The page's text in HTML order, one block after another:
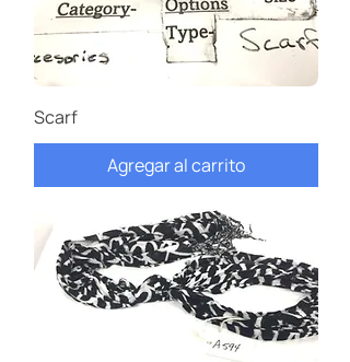
Scarf
Agregar al carrito